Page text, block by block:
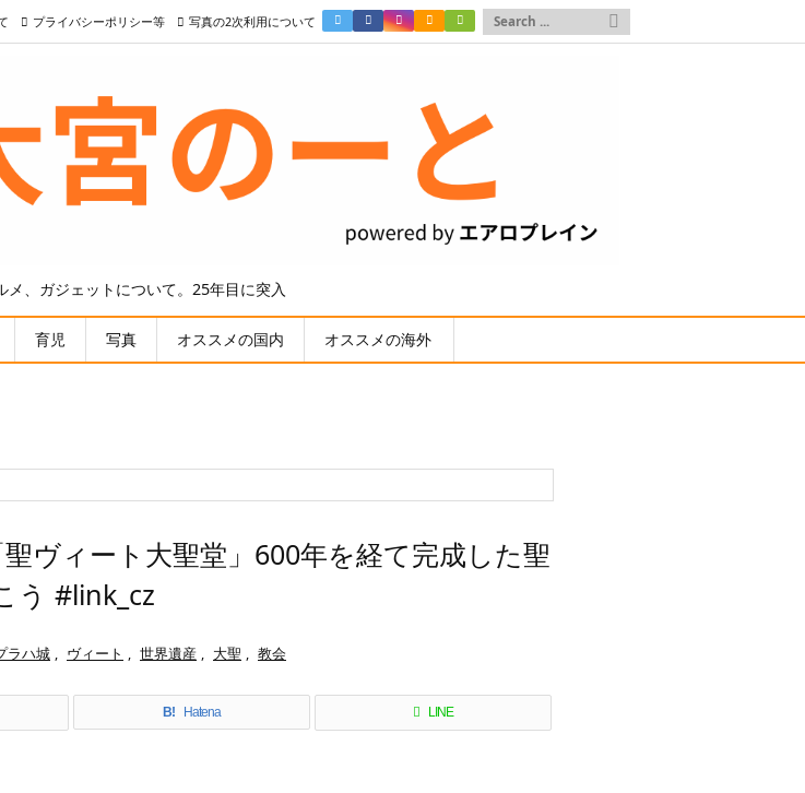
メ、ガジェットについて。25年目に突入
育児 写真 オススメの国内 オススメの海外
プライバシーポリシー等 写真の2次利用について 
ヴィート大聖堂」600年を経て完成した聖
う #link_cz
ラハ城 , ヴィート , 世界遺産 , 大聖 , 教会
B! Hatena LINE